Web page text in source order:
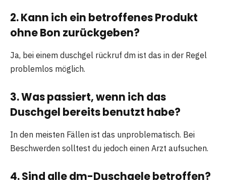
2. Kann ich ein betroffenes Produkt
ohne Bon zurückgeben?
Ja, bei einem duschgel rückruf dm ist das in der Regel
problemlos möglich.
3. Was passiert, wenn ich das
Duschgel bereits benutzt habe?
In den meisten Fällen ist das unproblematisch. Bei
Beschwerden solltest du jedoch einen Arzt aufsuchen.
4. Sind alle dm-Duschgele betroffen?